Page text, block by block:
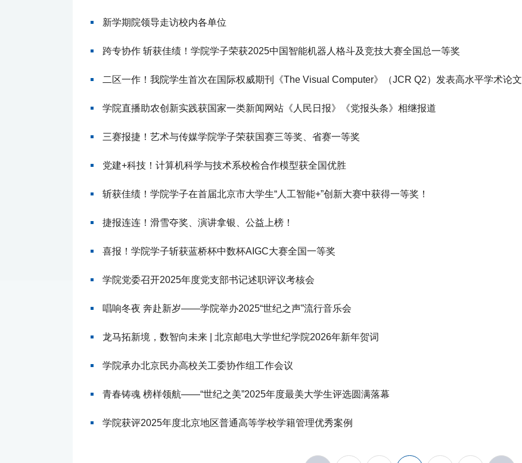
新学期院领导走访校内各单位
跨专协作 斩获佳绩！学院学子荣获2025中国智能机器人格斗及竞技大赛全国总一等奖
二区一作！我院学生首次在国际权威期刊《The Visual Computer》（JCR Q2）发表高水平学术论文
学院直播助农创新实践获国家一类新闻网站《人民日报》《党报头条》相继报道
三赛报捷！艺术与传媒学院学子荣获国赛三等奖、省赛一等奖
党建+科技！计算机科学与技术系校检合作模型获全国优胜
斩获佳绩！学院学子在首届北京市大学生“人工智能+”创新大赛中获得一等奖！
捷报连连！滑雪夺奖、演讲拿银、公益上榜！
喜报！学院学子斩获蓝桥杯中数杯AIGC大赛全国一等奖
学院党委召开2025年度党支部书记述职评议考核会
唱响冬夜 奔赴新岁——学院举办2025“世纪之声”流行音乐会
龙马拓新境，数智向未来 | 北京邮电大学世纪学院2026年新年贺词
学院承办北京民办高校关工委协作组工作会议
青春铸魂 榜样领航——“世纪之美”2025年度最美大学生评选圆满落幕
学院获评2025年度北京地区普通高等学校学籍管理优秀案例